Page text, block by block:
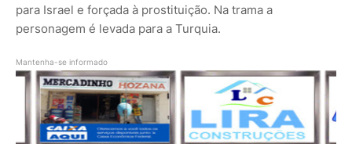
para Israel e forçada à prostituição. Na trama a
personagem é levada para a Turquia.
Mantenha-se informado